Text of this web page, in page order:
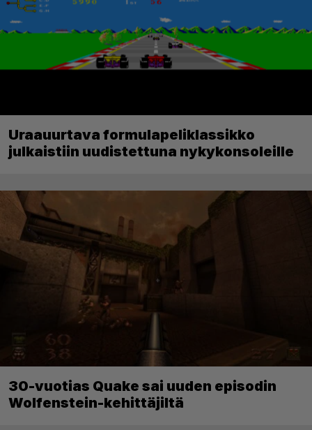
Uraauurtava formulapeliklassikko
julkaistiin uudistettuna nykykonsoleille
30-vuotias Quake sai uuden episodin
Wolfenstein-kehittäjiltä